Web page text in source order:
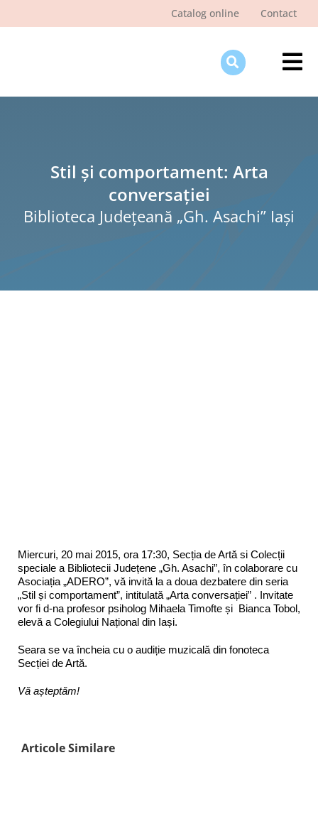
Catalog online Contact
Stil și comportament: Arta
conversației
Biblioteca Judeţeană „Gh. Asachi” Iaşi
Miercuri, 20 mai 2015, ora 17:30, Secția de Artă si Colecții
speciale a Bibliotecii Județene „Gh. Asachi”, în colaborare cu
Asociația „ADERO”, vă invită la a doua dezbatere din seria
„Stil și comportament”, intitulată „Arta conversației” . Invitate
vor fi d-na profesor psiholog Mihaela Timofte și Bianca Tobol,
elevă a Colegiului Național din Iași.
Seara se va încheia cu o audiție muzicală din fonoteca
Secției de Artă.
Vă așteptăm!
Articole Similare